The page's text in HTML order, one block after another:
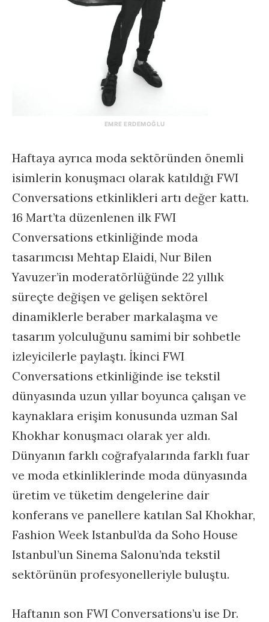
EMRE ERDEMOĞLU
Haftaya ayrıca moda sektöründen önemli
isimlerin konuşmacı olarak katıldığı FWI
Conversations etkinlikleri artı değer kattı.
16 Mart’ta düzenlenen ilk FWI
Conversations etkinliğinde moda
tasarımcısı Mehtap Elaidi, Nur Bilen
Yavuzer’in moderatörlüğünde 22 yıllık
süreçte değişen ve gelişen sektörel
dinamiklerle beraber markalaşma ve
tasarım yolculuğunu samimi bir sohbetle
izleyicilerle paylaştı. İkinci FWI
Conversations etkinliğinde ise tekstil
dünyasında uzun yıllar boyunca çalışan ve
kaynaklara erişim konusunda uzman Sal
Khokhar konuşmacı olarak yer aldı.
Dünyanın farklı coğrafyalarında farklı fuar
ve moda etkinliklerinde moda dünyasında
üretim ve tüketim dengelerine dair
konferans ve panellere katılan Sal Khokhar,
Fashion Week Istanbul’da da Soho House
Istanbul’un Sinema Salonu’nda tekstil
sektörünün profesyonelleriyle buluştu.
Haftanın son FWI Conversations’u ise Dr.